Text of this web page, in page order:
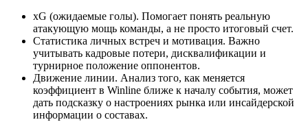
xG (ожидаемые голы). Помогает понять реальную
атакующую мощь команды, а не просто итоговый счет.
Статистика личных встреч и мотивация. Важно
учитывать кадровые потери, дисквалификации и
турнирное положение оппонентов.
Движение линии. Анализ того, как меняется
коэффициент в Winline ближе к началу события, может
дать подсказку о настроениях рынка или инсайдерской
информации о составах.